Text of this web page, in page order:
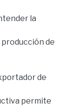
la
de
de
permite